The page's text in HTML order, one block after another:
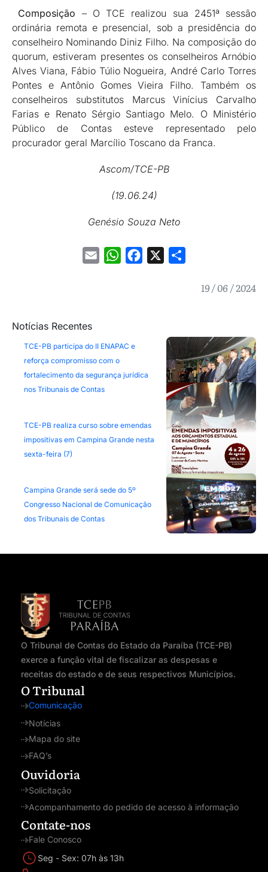
Composição – O TCE realizou sua 2451ª sessão
ordinária remota e presencial, sob a presidência do
conselheiro Nominando Diniz Filho. Na composição do
quorum, estiveram presentes os conselheiros Arnóbio
Alves Viana, Fábio Túlio Nogueira, André Carlo Torres
Pontes e Antônio Gomes Vieira Filho. Também os
conselheiros substitutos Marcus Vinícius Carvalho
Farias e Renato Sérgio Santiago Melo. O Ministério
Público de Contas esteve representado pelo
procurador geral Marcílio Toscano da Franca.
Ascom/TCE-PB
(19.06.24)
Genésio Souza Neto
Email WhatsAppFacebook
19 / 06 / 2024
Notícias Recentes
TCE-PB participa do II ENAPAC e
reforça compromisso com o
fortalecimento da segurança jurídica
nos Tribunais de Contas
TCE-PB realiza curso sobre emendas
impositivas em Campina Grande nesta
sexta-feira (7)
Campina Grande será sede do 5º
Congresso Nacional de Comunicação
dos Tribunais de Contas
O Tribunal de Contas do Estado da Paraíba (TCE-PB)
exerce a função vital de fiscalizar as despesas e
receitas do estado e de seus respectivos Municípios.
O Tribunal
Comunicação
Notícias
Mapa do site
FAQ’s
Ouvidoria
Solicitação
Acompanhamento do pedido de acesso à informação
Contate-nos
Fale Conosco
Seg - Sex: 07h às 13h